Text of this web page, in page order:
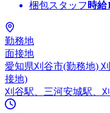
梱包スタッフ 時給
勤務地
面接地
愛知県刈谷市(勤務地)
接地)
刈谷駅、三河安城駅、